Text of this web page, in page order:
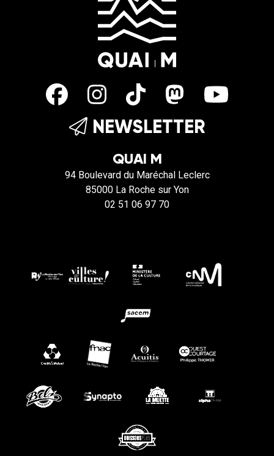
NEWSLETTER
QUAI M
94 Boulevard du Maréchal Leclerc
85000 La Roche sur Yon
02 51 06 97 70